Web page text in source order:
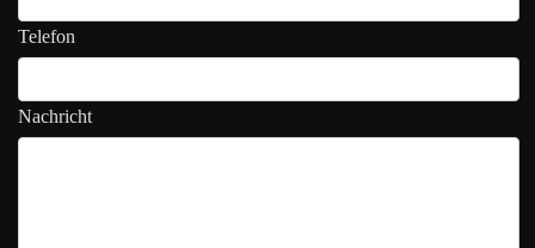
Telefon
Nachricht